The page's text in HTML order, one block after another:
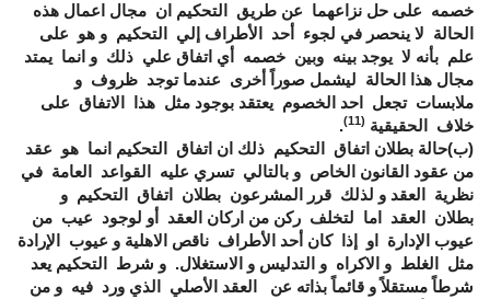
خصمه على حل نزاعهما عن طريق التحكيم ان مجال اعمال هذه
الحالة لا ينحصر في لجوء أحد الأطراف إلي التحكيم و هو على
علم بأنه لا يوجد بينه وبين خصمه أي اتفاق علي ذلك و انما يمتد
مجال هذا الحالة ليشمل صوراً أخرى عندما توجد ظروف و
ملابسات تجعل احد الخصوم يعتقد بوجود مثل هذا الاتفاق على
خلاف الحقيقية (11)
.
(ب)حالة بطلان اتفاق التحكيم ذلك ان اتفاق التحكيم انما هو عقد
من عقود القانون الخاص و بالتالي تسري عليه القواعد العامة في
نظرية العقد و لذلك قرر المشرعون بطلان اتفاق التحكيم و
بطلان العقد اما لتخلف ركن من اركان العقد أو لوجود عيب من
عيوب الإدارة او إذا كان أحد الأطراف ناقص الاهلية و عيوب الإرادة
مثل الغلط و الاكراه و التدليس و الاستغلال. و شرط التحكيم يعد
شرطاً مستقلاً و قائماً بذاته عن العقد الأصلي الذي ورد فيه و من